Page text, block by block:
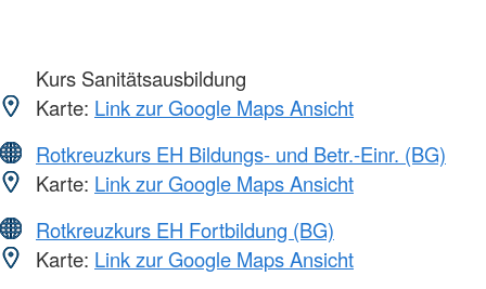
Kurs Sanitätsausbildung
Karte: Link zur Google Maps Ansicht
Rotkreuzkurs EH Bildungs- und Betr.-Einr. (BG)
Karte: Link zur Google Maps Ansicht
Rotkreuzkurs EH Fortbildung (BG)
Karte: Link zur Google Maps Ansicht